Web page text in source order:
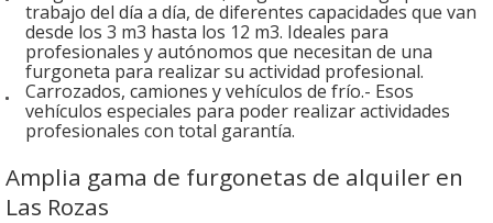
trabajo del día a día, de diferentes capacidades que van
desde los 3 m3 hasta los 12 m3. Ideales para
profesionales y autónomos que necesitan de una
furgoneta para realizar su actividad profesional.
Carrozados, camiones y vehículos de frío.- Esos
vehículos especiales para poder realizar actividades
profesionales con total garantía.
Amplia gama de furgonetas de alquiler en
Las Rozas